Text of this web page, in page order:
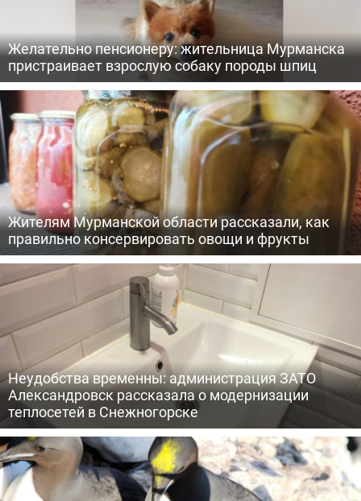
Желательно пенсионеру: жительница Мурманска
пристраивает взрослую собаку породы шпиц
Жителям Мурманской области рассказали, как
правильно консервировать овощи и фрукты
Неудобства временны: администрация ЗАТО
Александровск рассказала о модернизации
теплосетей в Снежногорске